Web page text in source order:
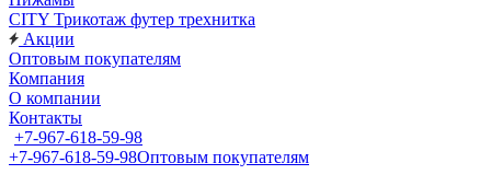
CITY Трикотаж футер трехнитка
Акции
Оптовым покупателям
Компания
О компании
Контакты
+7-967-618-59-98
+7-967-618-59-98Оптовым покупателям